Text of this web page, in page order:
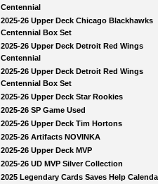
Centennial
2025-26 Upper Deck Chicago Blackhawks
Centennial Box Set
2025-26 Upper Deck Detroit Red Wings
Centennial
2025-26 Upper Deck Detroit Red Wings
Centennial Box Set
2025-26 Upper Deck Star Rookies
2025-26 SP Game Used
2025-26 Upper Deck Tim Hortons
2025-26 Artifacts NOVINKA
2025-26 Upper Deck MVP
2025-26 UD MVP Silver Collection
2025 Legendary Cards Saves Help